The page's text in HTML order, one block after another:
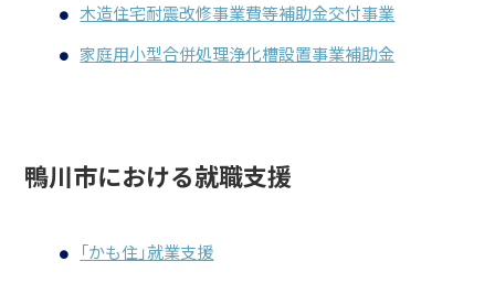
木造住宅耐震改修事業費等補助金交付事業
家庭用小型合併処理浄化槽設置事業補助金
鴨川市における就職支援
「かも住」就業支援